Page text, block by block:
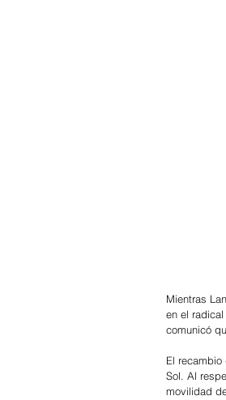
Mientras
en el
comunicó
El
Sol. Al
movilidad